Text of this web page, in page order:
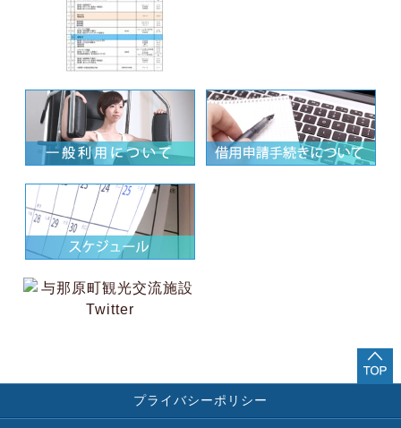
プライバシーポリシー